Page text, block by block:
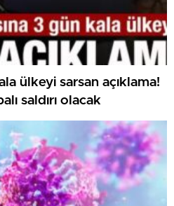
ülkeyi sarsan açıklama!
saldırı olacak